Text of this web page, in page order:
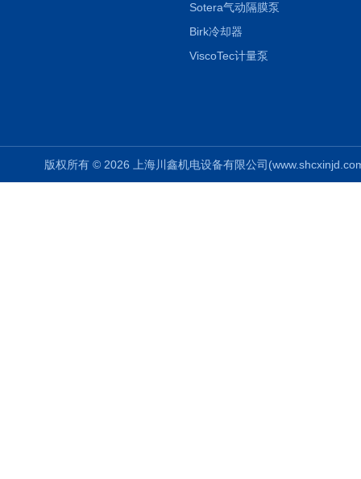
Sotera气动隔膜泵
Birk冷却器
ViscoTec计量泵
版权所有 © 2026 上海川鑫机电设备有限公司